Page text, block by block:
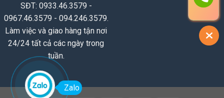
SĐT: 0933.46.3579 -
0967.46.3579 - 094.246.3579.
Làm việc và giao hàng tận nơi
24/24 tất cả các ngày trong
tuần.
Zalo